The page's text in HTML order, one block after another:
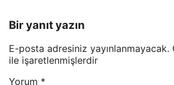
Bir yanıt yazın
E-posta adresiniz yayınlanmayacak.
ile işaretlenmişlerdir
Yorum *